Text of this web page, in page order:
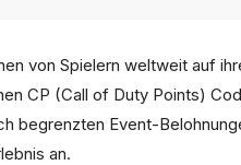
von Spielern weltweit auf
CP (Call of Duty Points)
begrenzten Event-
an.